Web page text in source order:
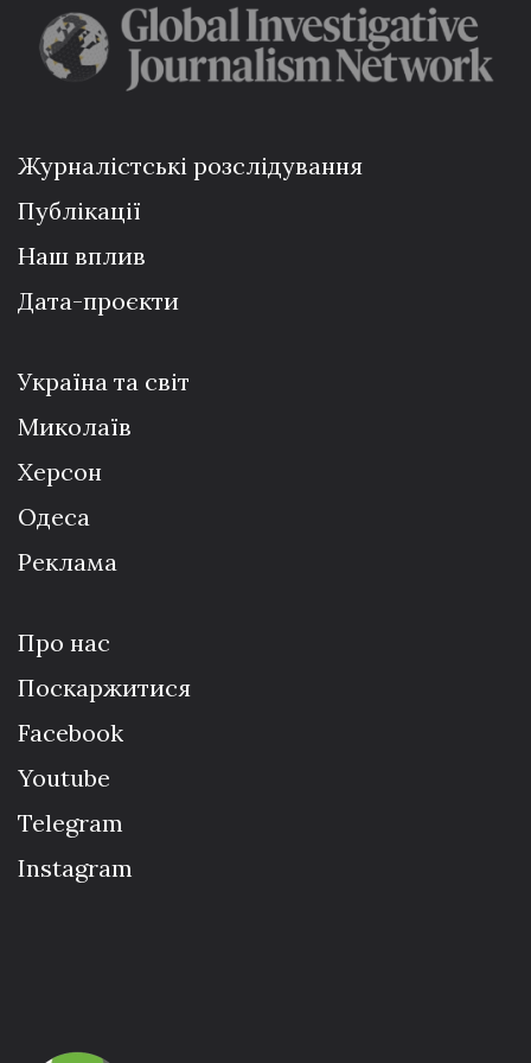
Журналістські розслідування
Публікації
Наш вплив
Дата-проєкти
Україна та світ
Миколаїв
Херсон
Одеса
Реклама
Про нас
Поскаржитися
Facebook
Youtube
Telegram
Instagram